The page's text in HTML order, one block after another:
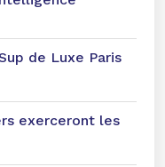
de Luxe Paris
exerceront les